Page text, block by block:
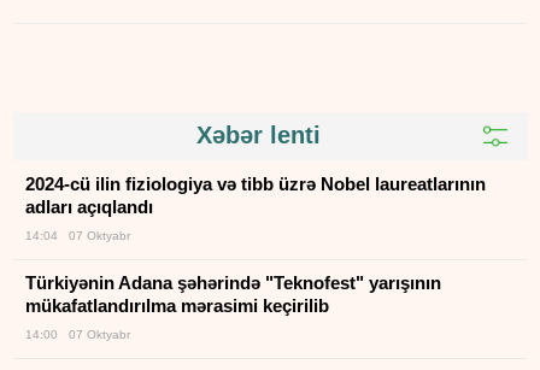
Xəbər lenti
2024-cü ilin fiziologiya və tibb üzrə Nobel laureatlarının
adları açıqlandı
14:04 07 Oktyabr
Türkiyənin Adana şəhərində "Teknofest" yarışının
mükafatlandırılma mərasimi keçirilib
14:00 07 Oktyabr